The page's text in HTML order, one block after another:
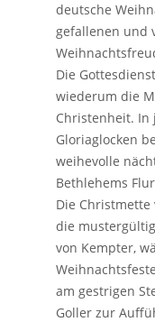
deutsche
gefallenen und
Die
wiederum die
Christenheit. In
Gloriaglocken
weihevolle
Bethlehems
Die
die
von Kempter,
am gestrigen
Goller zur